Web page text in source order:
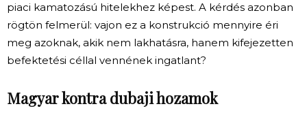
piaci kamatozású hitelekhez képest. A kérdés azonban
rögtön felmerül: vajon ez a konstrukció mennyire éri
meg azoknak, akik nem lakhatásra, hanem kifejezetten
befektetési céllal vennének ingatlant?
Magyar kontra dubaji hozamok